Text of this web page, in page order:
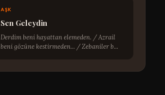
AŞK
Sen Geleydin
Derdim beni hayattan elemeden. / Azrail
beni gözüne kestirmeden... / Zebaniler b...